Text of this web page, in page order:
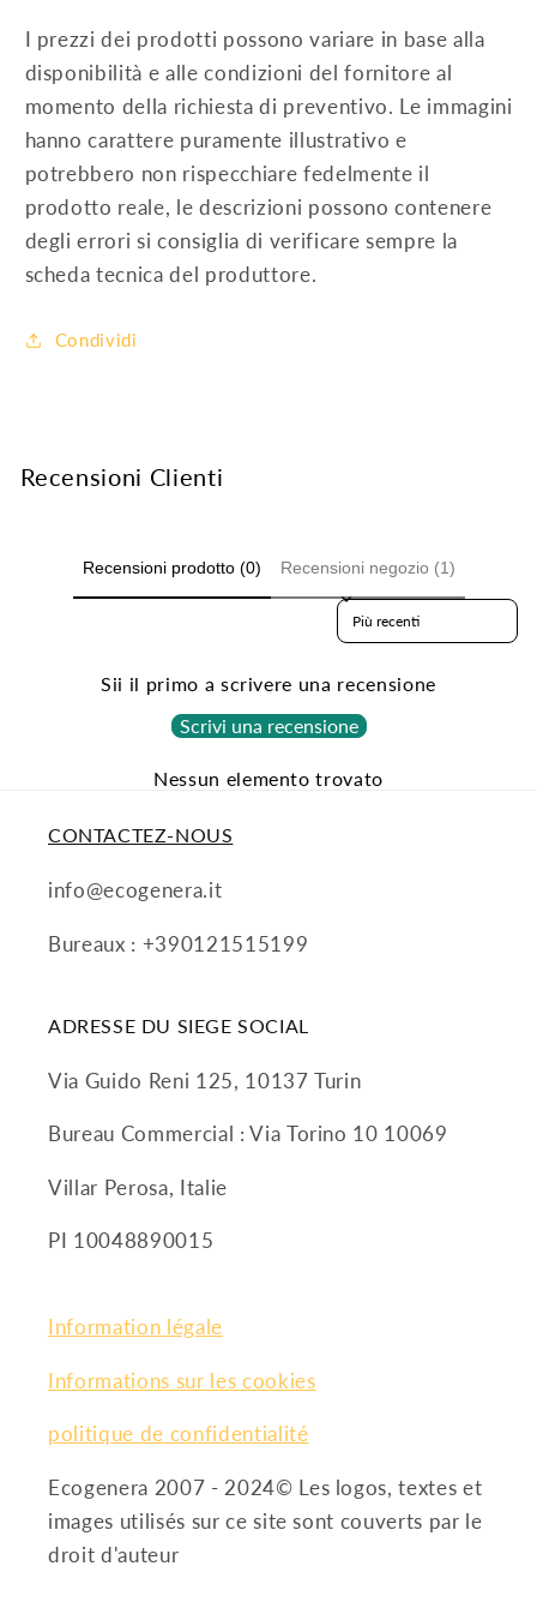
I prezzi dei prodotti possono variare in base alla
disponibilità e alle condizioni del fornitore al
momento della richiesta di preventivo. Le immagini
hanno carattere puramente illustrativo e
potrebbero non rispecchiare fedelmente il
prodotto reale, le descrizioni possono contenere
degli errori si consiglia di verificare sempre la
scheda tecnica del produttore.
Condividi
Recensioni Clienti
Recensioni prodotto (0) Recensioni negozio (1)
Sort reviews by
Sii il primo a scrivere una recensione
Scrivi una recensione
Nessun elemento trovato
CONTACTEZ-NOUS
info@ecogenera.it
Bureaux : +390121515199
ADRESSE DU SIEGE SOCIAL
Via Guido Reni 125, 10137 Turin
Bureau Commercial : Via Torino 10 10069
Villar Perosa, Italie
PI 10048890015
Information légale
Informations sur les cookies
politique de confidentialité
Ecogenera 2007 - 2024© Les logos, textes et
images utilisés sur ce site sont couverts par le
droit d'auteur